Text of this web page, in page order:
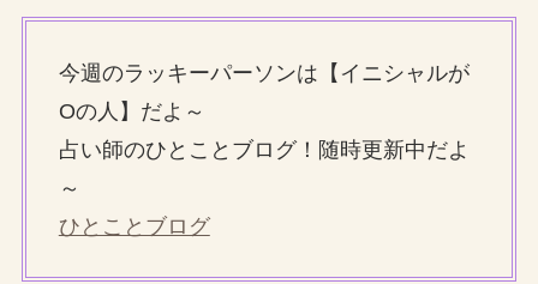
今週のラッキーパーソンは【イニシャルが
Oの人】だよ～
占い師のひとことブログ！随時更新中だよ
～
ひとことブログ